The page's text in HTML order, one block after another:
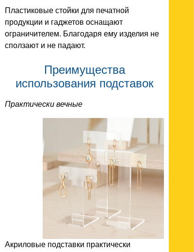
Пластиковые стойки для печатной
продукции и гаджетов оснащают
ограничителем. Благодаря ему изделия не
сползают и не падают.
Преимущества
использования подставок
Практически вечные
Акриловые подставки практически